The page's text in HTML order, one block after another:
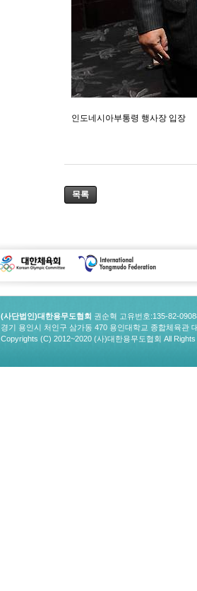
인도네시아부통령 행사장 입장
목록
(사단법인)대한용무도협회 권순혁 고유번호:135-82-
경기 용인시 처인구 삼가동 470 용인대학교 종합체육관
Copyrights (C) 2012~2020 (사)대한용무도협회 All